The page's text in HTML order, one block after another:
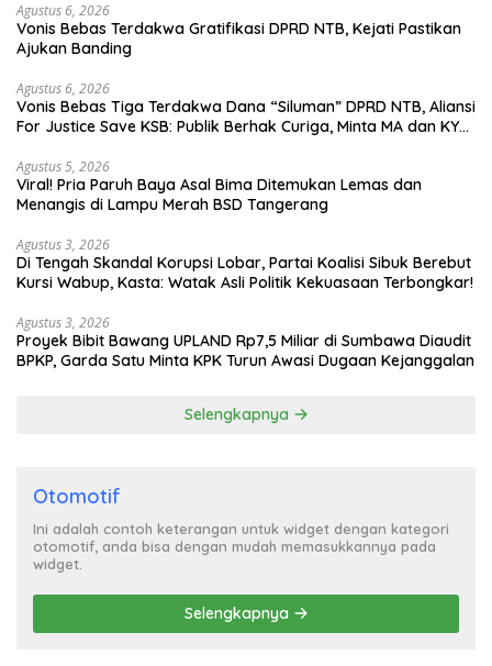
Agustus 6, 2026
Vonis Bebas Terdakwa Gratifikasi DPRD NTB, Kejati Pastikan
Ajukan Banding
Agustus 6, 2026
Vonis Bebas Tiga Terdakwa Dana “Siluman” DPRD NTB, Aliansi
For Justice Save KSB: Publik Berhak Curiga, Minta MA dan KY
Agustus 5, 2026
Viral! Pria Paruh Baya Asal Bima Ditemukan Lemas dan
Menangis di Lampu Merah BSD Tangerang
Agustus 3, 2026
Di Tengah Skandal Korupsi Lobar, Partai Koalisi Sibuk Berebut
Kursi Wabup, Kasta: Watak Asli Politik Kekuasaan Terbongkar!
Agustus 3, 2026
Proyek Bibit Bawang UPLAND Rp7,5 Miliar di Sumbawa Diaudit
BPKP, Garda Satu Minta KPK Turun Awasi Dugaan Kejanggalan
Selengkapnya
Otomotif
Ini adalah contoh keterangan untuk widget dengan kategori
otomotif, anda bisa dengan mudah memasukkannya pada
widget.
Selengkapnya